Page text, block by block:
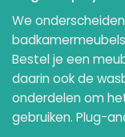
We
Bestel je een
daarin ook de
onderdelen om
gebruiken. Plug-